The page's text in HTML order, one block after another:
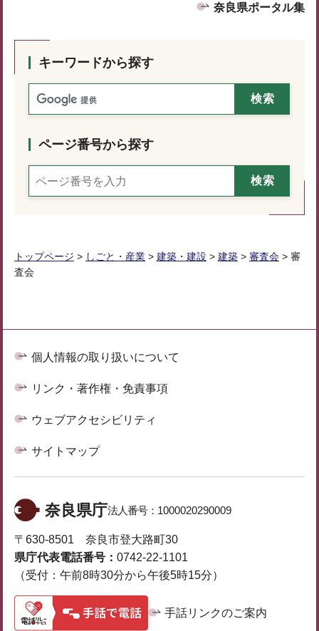
奈良県ポータル集
キーワードから探す
ページ番号から探す
トップページ > しごと・産業 > 建築・建設 > 建築 > 審査会 > 審
査会
個人情報の取り扱いについて
リンク・著作権・免責事項
ウェブアクセシビリティ
サイトマップ
奈良県庁法人番号： 1000020290009
〒630-8501 奈良市登大路町30
県庁代表電話番号： 0742-22-1101
（受付：午前8時30分から午後5時15分）
手話リンクのご案内